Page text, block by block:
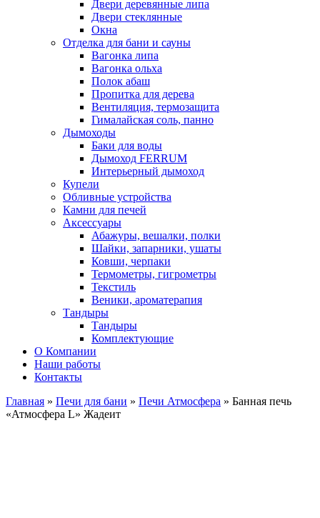
Двери деревянные липа
Двери стеклянные
Окна
Отделка для бани и сауны
Вагонка липа
Вагонка ольха
Полок абаш
Пропитка для дерева
Вентиляция, термозащита
Гималайская соль, панно
Дымоходы
Баки для воды
Дымоход FERRUM
Интерьерный дымоход
Купели
Обливные устройства
Камни для печей
Аксессуары
Абажуры, вешалки, полки
Шайки, запарники, ушаты
Ковши, черпаки
Термометры, гигрометры
Текстиль
Веники, ароматерапия
Тандыры
Тандыры
Комплектующие
О Компании
Наши работы
Контакты
Главная » Печи для бани » Печи Атмосфера » Банная печь
«Атмосфера L» Жадеит